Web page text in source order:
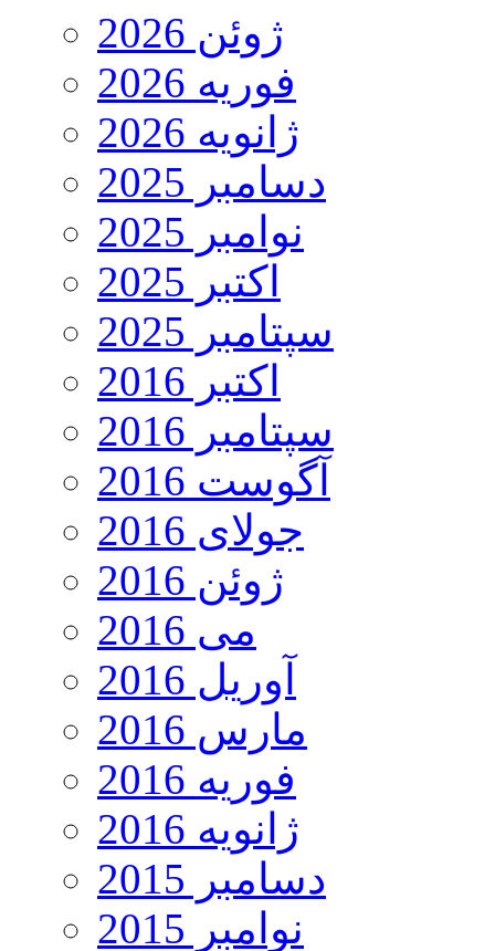
ژوئن 2026
فوریه 2026
ژانویه 2026
دسامبر 2025
نوامبر 2025
اکتبر 2025
سپتامبر 2025
اکتبر 2016
سپتامبر 2016
آگوست 2016
جولای 2016
ژوئن 2016
می 2016
آوریل 2016
مارس 2016
فوریه 2016
ژانویه 2016
دسامبر 2015
نوامبر 2015